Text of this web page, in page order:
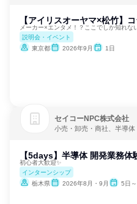
【アイリスオーヤマ×松竹】
メーカー×エンタメ！？ここでしか知れな
説明会・イベント
東京都
2026年9月 1日
セイコーNPC株式会社
小売・卸売・商社、半導
【5days】半導体 開発業務体
初心者大歓迎✨
インターンシップ
栃木県
2026年8月・9月 5日